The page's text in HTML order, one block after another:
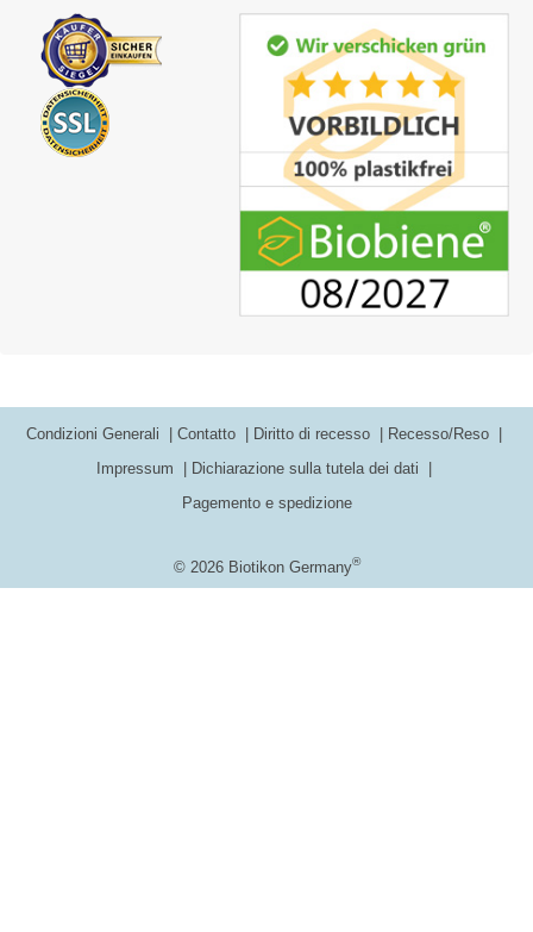
© 2026 Biotikon Germany®
Condizioni Generali Contatto Diritto di recesso
Recesso/Reso
Impressum
Dichiarazione sulla tutela dei dati
Pagemento e spedizione